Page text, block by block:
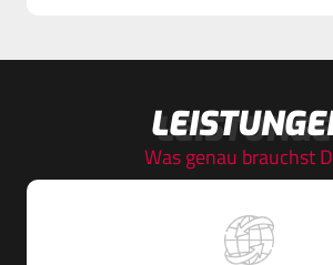
Was genau brauchst